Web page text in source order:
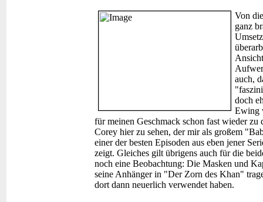
Von
ganz
auch,
doch
Ewing
für meinen Geschmack schon fast wieder
Corey hier zu sehen, der mir als großem
einer der besten Episoden aus eben jener
zeigt. Gleiches gilt übrigens auch für die
noch eine Beobachtung: Die Masken und
seine Anhänger in "Der Zorn des Khan"
dort dann neuerlich verwendet haben.